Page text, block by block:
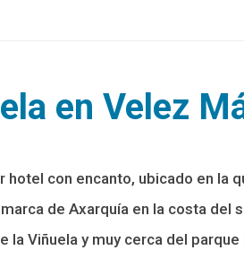
en Velez
hotel con encanto, ubicado en la
de Axarquía en la costa del
la Viñuela y muy cerca del